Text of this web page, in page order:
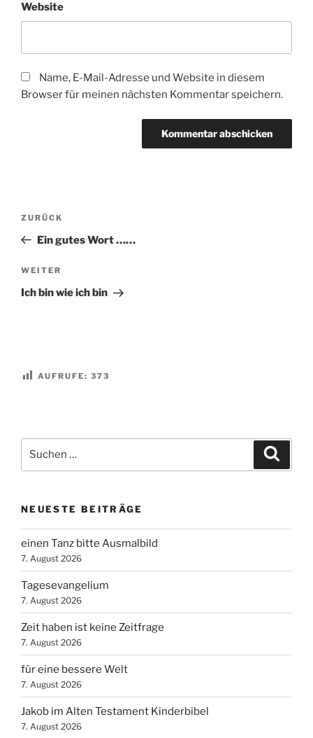
Website
Name, E-Mail-Adresse und Website in diesem
Browser für meinen nächsten Kommentar speichern.
Beitragsnavigation
Vorheriger
Beitrag
ZURÜCK
Ein gutes Wort ……
Nächster
Beitrag
WEITER
Ich bin wie ich bin
AUFRUFE: 373
nach:
NEUESTE BEITRÄGE
einen Tanz bitte Ausmalbild
7. August 2026
Tagesevangelium
7. August 2026
Zeit haben ist keine Zeitfrage
7. August 2026
für eine bessere Welt
7. August 2026
Jakob im Alten Testament Kinderbibel
7. August 2026